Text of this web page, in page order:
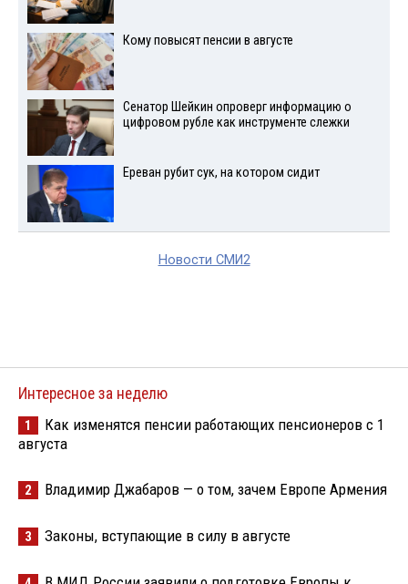
Кому повысят пенсии в августе
Сенатор Шейкин опроверг информацию о
цифровом рубле как инструменте слежки
Ереван рубит сук, на котором сидит
Новости СМИ2
Интересное за неделю
1
Как изменятся пенсии работающих пенсионеров с 1
августа
2 Владимир Джабаров — о том, зачем Европе Армения
3 Законы, вступающие в силу в августе